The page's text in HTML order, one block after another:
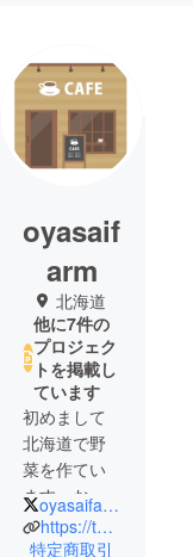
oyasaif
arm
北海道
他に7件の
プロジェク
トを掲載し
ています
初めまして
北海道で野
菜を作てい
ます、お野
菜ファーム
（みなみで
oyasaifarm
https://twitter.com/oyasaifarm
特定商取引